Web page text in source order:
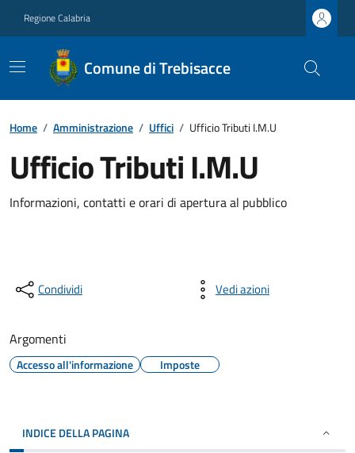
Regione Calabria
Comune di Trebisacce
Home / Amministrazione / Uffici / Ufficio Tributi I.M.U
Ufficio Tributi I.M.U
Informazioni, contatti e orari di apertura al pubblico
Condividi Vedi azioni
Argomenti
Accesso all'informazione Imposte
INDICE DELLA PAGINA